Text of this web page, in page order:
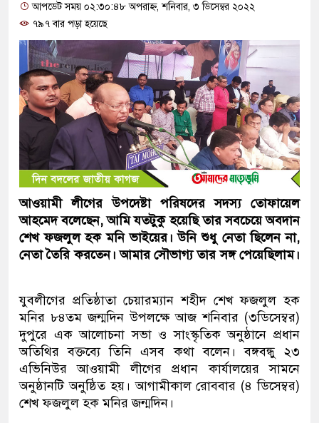
আপডেট সময় ০২:৩০:৪৮ অপরাহ্ন, শনিবার, ৩ ডিসেম্বর ২০২২
৭৯৭ বার পড়া হয়েছে
আওয়ামী লীগের উপদেষ্টা পরিষদের সদস্য তোফায়েল
আহমেদ বলেছেন, আমি যতটুকু হয়েছি তার সবচেয়ে অবদান
শেখ ফজলুল হক মনি ভাইয়ের। উনি শুধু নেতা ছিলেন না,
নেতা তৈরি করতেন। আমার সৌভাগ্য তার সঙ্গ পেয়েছিলাম।
যুবলীগের প্রতিষ্ঠাতা চেয়ারম্যান শহীদ শেখ ফজলুল হক
মনির ৮৪তম জন্মদিন উপলক্ষে আজ শনিবার (৩ডিসেম্বর)
দুপুরে এক আলোচনা সভা ও সাংস্কৃতিক অনুষ্ঠানে প্রধান
অতিথির বক্তব্যে তিনি এসব কথা বলেন। বঙ্গবন্ধু ২৩
এভিনিউর আওয়ামী লীগের প্রধান কার্যালয়ের সামনে
অনুষ্ঠানটি অনুষ্ঠিত হয়। আগামীকাল রোববার (৪ ডিসেম্বর)
শেখ ফজলুল হক মনির জন্মদিন।